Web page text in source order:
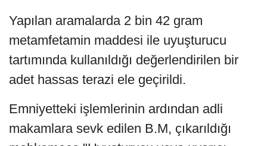
Yapılan aramalarda 2 bin 42 gram
metamfetamin maddesi ile uyuşturucu
tartımında kullanıldığı değerlendirilen bir
adet hassas terazi ele geçirildi.
Emniyetteki işlemlerinin ardından adli
makamlara sevk edilen B.M, çıkarıldığı